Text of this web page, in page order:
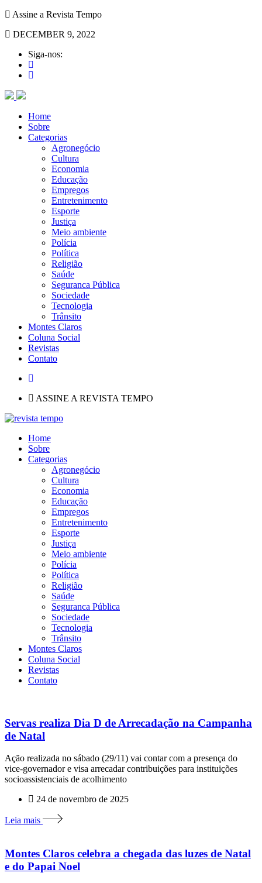
Assine a Revista Tempo
DECEMBER 9, 2022
Siga-nos:
Home
Sobre
Categorias
Agronegócio
Cultura
Economia
Educação
Empregos
Entretenimento
Esporte
Justiça
Meio ambiente
Polícia
Política
Religião
Saúde
Seguranca Pública
Sociedade
Tecnologia
Trânsito
Montes Claros
Coluna Social
Revistas
Contato
ASSINE A REVISTA TEMPO
Home
Sobre
Categorias
Agronegócio
Cultura
Economia
Educação
Empregos
Entretenimento
Esporte
Justiça
Meio ambiente
Polícia
Política
Religião
Saúde
Seguranca Pública
Sociedade
Tecnologia
Trânsito
Montes Claros
Coluna Social
Revistas
Contato
Servas realiza Dia D de Arrecadação na Campanha
de Natal
Ação realizada no sábado (29/11) vai contar com a presença do
vice-governador e visa arrecadar contribuições para instituições
socioassistenciais de acolhimento
24 de novembro de 2025
Leia mais
Montes Claros celebra a chegada das luzes de Natal
e do Papai Noel